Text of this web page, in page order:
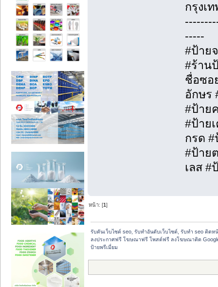
กรุงเ
-----
#ป้าย
#ร้าน
ชื่อซอ
อักษร
#ป้าย
#ป้าย
กรด #
#ป้าย
เลส
หน้า: [1]
รับดันเว็บไซต์ seo, รับทำอันดับเว็บไซต์, รับทำ seo ติดห
ลงประกาศฟรี โฆษณาฟรี โพสต์ฟรี ลงโฆษณาติด
ป้ายพรีเมี่ยม